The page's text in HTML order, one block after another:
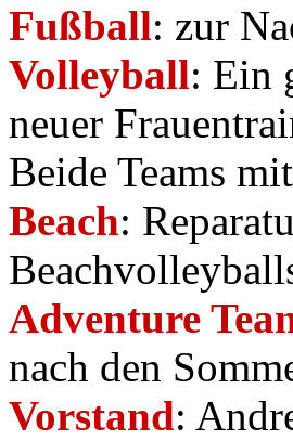
Fußball: zur
Volleyball: Ein
neuer
Beide Teams
Beach:
Adventure
nach den
Vorstand: